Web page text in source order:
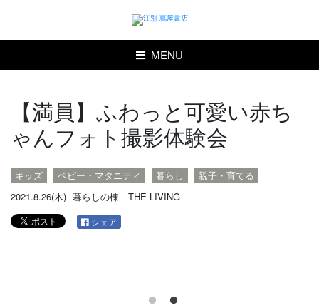
MENU
【満員】ふわっと可愛い赤ち
ゃんフォト撮影体験会
キッズ ベビー・マタニティ 暮らし
親子・育てる
2021.8.26(木) 暮らしの棟 THE LIVING
シェア